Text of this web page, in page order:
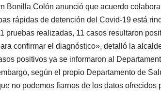
Bonilla Colón anunció que acuerdo
rápidas de detención del Covid-19 está
pruebas realizadas, 11 casos resultaron
confirmar el diagnóstico», detalló la
positivos ya se informaron al
según el propio Departamento de
no podemos fiarnos de los datos